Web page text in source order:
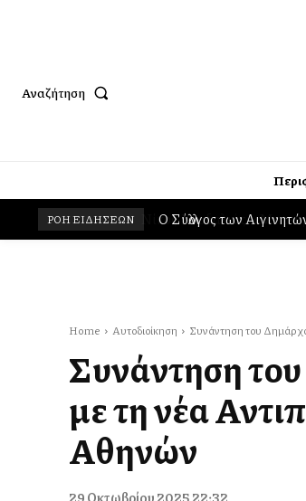
Αναζήτηση
ΡΟΗ ΕΙΔΗΣΕΩΝ Ο Σύλλογος των
Home Αυτοδιοίκηση Συνάντηση του
Συνάντηση
με τη νέα
Αθηνών